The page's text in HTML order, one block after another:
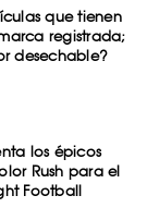
que tienen
registrada;
desechable?
los épicos
Rush para el
Football